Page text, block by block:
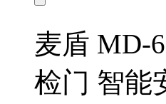
麦盾 MD-
检门 智能